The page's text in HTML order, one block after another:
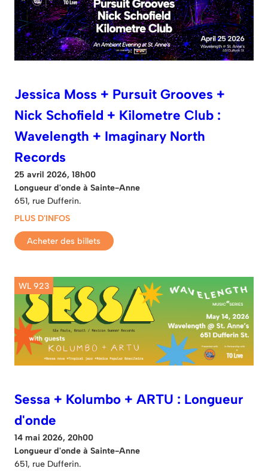
Jessica Moss + Pursuit Grooves +
Nick Schofield + Kilometre Club :
Wavelength + Imaginary North
Records
25 avril 2026, 18h00
Longueur d'onde à Sainte-Anne
651, rue Dufferin.
PLUS D'INFOS
Acheter des billets
WL 923
Sessa + Kolumbo + ARTU : Longueur
d'onde
14 mai 2026, 20h00
Longueur d'onde à Sainte-Anne
651, rue Dufferin.